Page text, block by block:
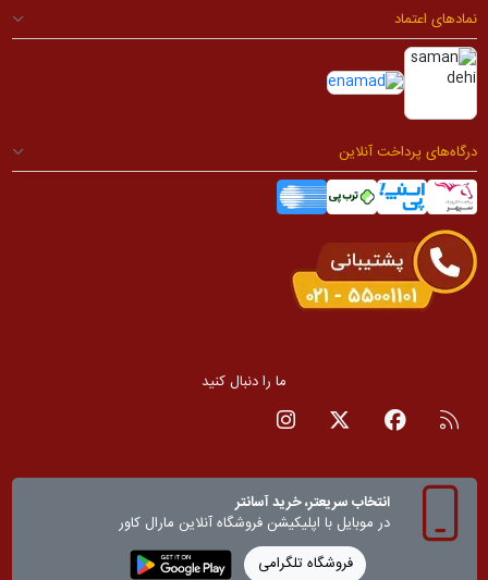
نمادهای اعتماد
درگاه‌های پرداخت آنلاین
ما را دنبال کنید
RSS صفحه فیسبوک
صفحه تویترصفحه اینستاگرام
انتخاب سریعتر، خرید آسانتر
در موبایل با اپلیکیشن‌ فروشگاه آنلاین مارال کاور
فروشگاه تلگرامی